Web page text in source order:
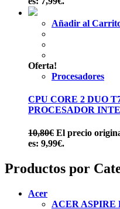
Añadir al
Oferta!
Procesadores
CPU CORE 2 DUO
PROCESADOR
10,80€ El precio
es: 9,99€.
Productos por
Acer
ACER ASPIRE